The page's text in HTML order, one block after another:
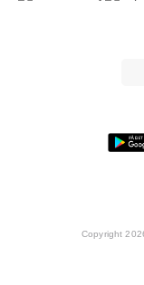
Copyright